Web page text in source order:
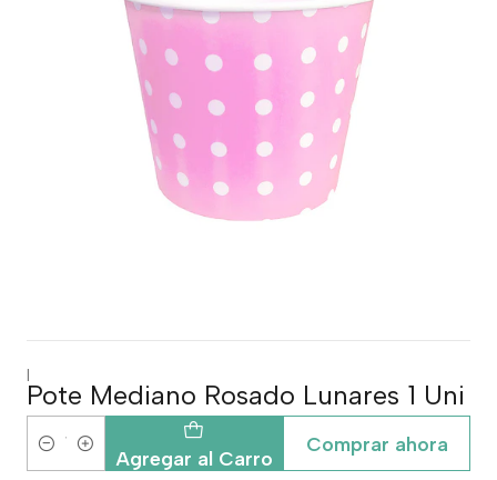
|
Pote Mediano Rosado Lunares 1 Uni
Cantidad Agregar al Carro
Comprar ahora